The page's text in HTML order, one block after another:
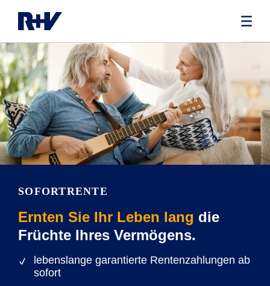
SOFORTRENTE
Ernten Sie Ihr Leben lang die
Früchte Ihres Vermögens.
lebenslange garantierte Rentenzahlungen ab
sofort